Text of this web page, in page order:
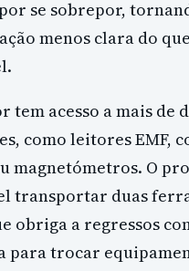
se sobrepor,
menos clara do
tem acesso a mais de
como leitores EMF,
magnetómetros. O
transportar duas
obriga a regressos
para trocar